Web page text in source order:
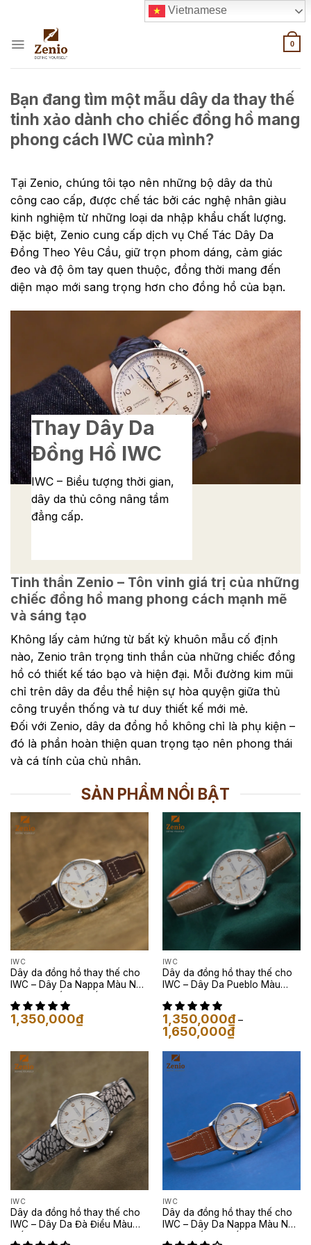
content
0
Bạn đang tìm một mẫu dây da thay thế
tinh xảo dành cho chiếc đồng hồ mang
phong cách IWC của mình?
Tại Zenio, chúng tôi tạo nên những bộ dây da thủ
công cao cấp, được chế tác bởi các nghệ nhân giàu
kinh nghiệm từ những loại da nhập khẩu chất lượng.
Đặc biệt, Zenio cung cấp dịch vụ Chế Tác Dây Da
Đồng Theo Yêu Cầu, giữ trọn phom dáng, cảm giác
đeo và độ ôm tay quen thuộc, đồng thời mang đến
diện mạo mới sang trọng hơn cho đồng hồ của bạn.
Thay Dây Da
Đồng Hồ IWC
IWC – Biểu tượng thời gian,
dây da thủ công nâng tầm
đẳng cấp.
Tinh thần Zenio – Tôn vinh giá trị của những
chiếc đồng hồ mang phong cách mạnh mẽ
và sáng tạo
Không lấy cảm hứng từ bất kỳ khuôn mẫu cố định
nào, Zenio trân trọng tinh thần của những chiếc đồng
hồ có thiết kế táo bạo và hiện đại. Mỗi đường kim mũi
chỉ trên dây da đều thể hiện sự hòa quyện giữa thủ
công truyền thống và tư duy thiết kế mới mẻ.
Đối với Zenio, dây da đồng hồ không chỉ là phụ kiện –
đó là phần hoàn thiện quan trọng tạo nên phong thái
và cá tính của chủ nhân.
SẢN PHẨM NỔI BẬT
IWC
Dây da đồng hồ thay thế cho
IWC – Dây Da Nappa Màu Nâu
1,350,000₫
IWC
Dây da đồng hồ thay thế cho
IWC – Dây Da Pueblo Màu
1,350,000₫ –
1,650,000₫Khoảng
giá:
IWC
Dây da đồng hồ thay thế cho
IWC – Dây Da Đà Điểu Màu
IWC
Dây da đồng hồ thay thế cho
IWC – Dây Da Nappa Màu Nâu
Vietnamese